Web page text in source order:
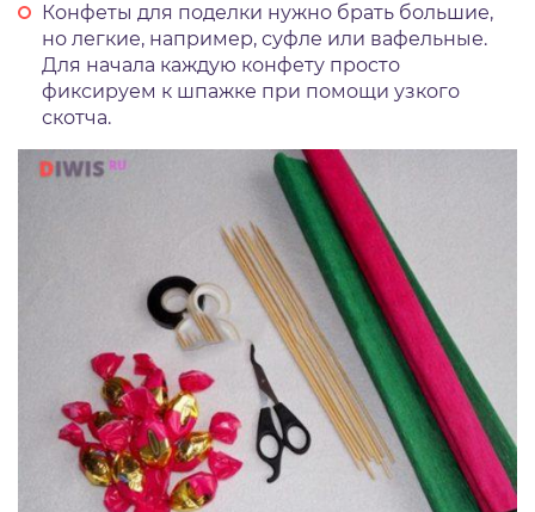
Конфеты для поделки нужно брать большие,
но легкие, например, суфле или вафельные.
Для начала каждую конфету просто
фиксируем к шпажке при помощи узкого
скотча.